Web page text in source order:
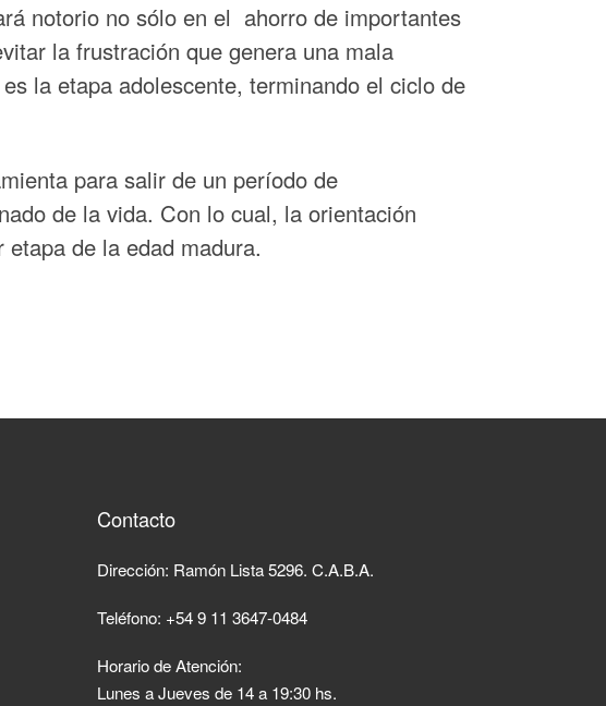
notorio no sólo en el ahorro de importantes
la frustración que genera una mala
la etapa adolescente, terminando el ciclo de
para salir de un período de
de la vida. Con lo cual, la orientación
de la edad madura.
Contacto
Dirección: Ramón Lista 5296. C.A.B.A.
Teléfono: +54 9 11 3647-0484
Horario de Atención:
Lunes a Jueves de 14 a 19:30 hs.